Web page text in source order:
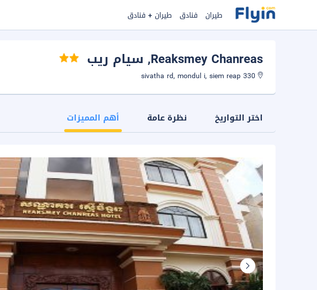
طيران فنادق طيران + فنادق
Reaksmey Chanreas, سيام ريب
اختر التواريخ نظرة عامة أهم المميزات